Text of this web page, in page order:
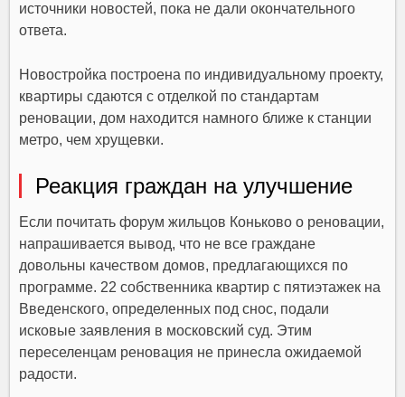
источники новостей, пока не дали окончательного
ответа.
Новостройка построена по индивидуальному проекту,
квартиры сдаются с отделкой по стандартам
реновации, дом находится намного ближе к станции
метро, чем хрущевки.
Реакция граждан на улучшение
Если почитать форум жильцов Коньково о реновации,
напрашивается вывод, что не все граждане
довольны качеством домов, предлагающихся по
программе. 22 собственника квартир с пятиэтажек на
Введенского, определенных под снос, подали
исковые заявления в московский суд. Этим
переселенцам реновация не принесла ожидаемой
радости.